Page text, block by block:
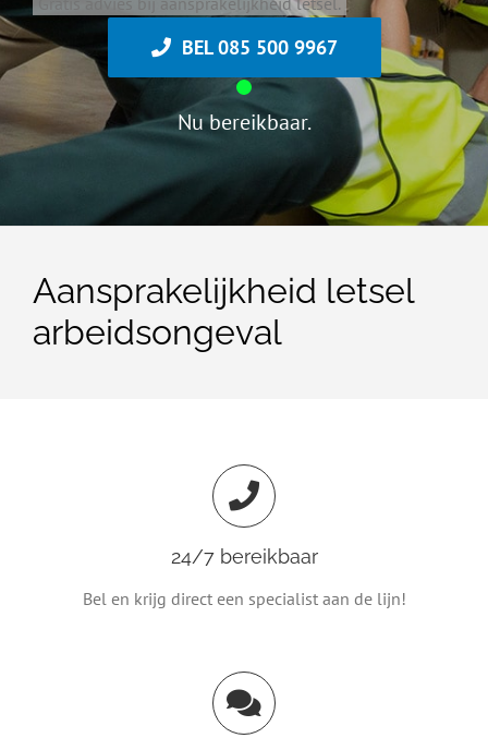
BEL 085 500 9967
Nu bereikbaar.
Aansprakelijkheid letsel
arbeidsongeval
24/7 bereikbaar
Bel en krijg direct een specialist aan de lijn!